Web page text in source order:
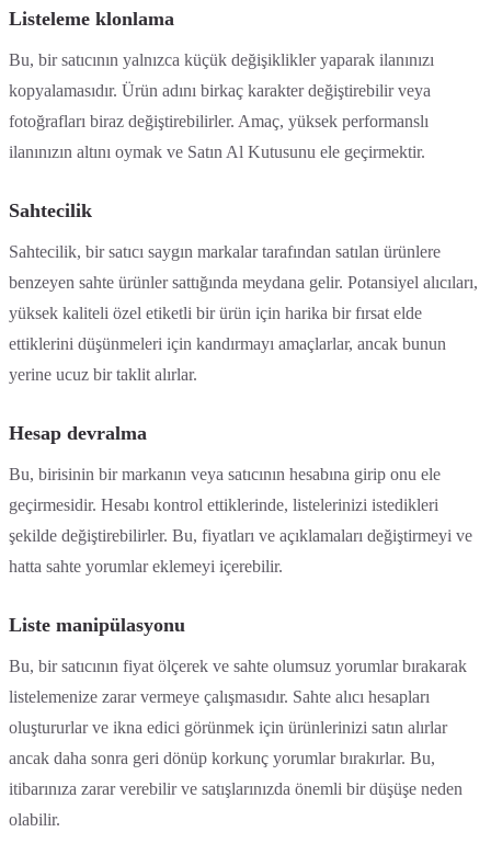
Listeleme klonlama
Bu, bir satıcının yalnızca küçük değişiklikler yaparak ilanınızı
kopyalamasıdır. Ürün adını birkaç karakter değiştirebilir veya
fotoğrafları biraz değiştirebilirler. Amaç, yüksek performanslı
ilanınızın altını oymak ve Satın Al Kutusunu ele geçirmektir.
Sahtecilik
Sahtecilik, bir satıcı saygın markalar tarafından satılan ürünlere
benzeyen sahte ürünler sattığında meydana gelir. Potansiyel alıcıları,
yüksek kaliteli özel etiketli bir ürün için harika bir fırsat elde
ettiklerini düşünmeleri için kandırmayı amaçlarlar, ancak bunun
yerine ucuz bir taklit alırlar.
Hesap devralma
Bu, birisinin bir markanın veya satıcının hesabına girip onu ele
geçirmesidir. Hesabı kontrol ettiklerinde, listelerinizi istedikleri
şekilde değiştirebilirler. Bu, fiyatları ve açıklamaları değiştirmeyi ve
hatta sahte yorumlar eklemeyi içerebilir.
Liste manipülasyonu
Bu, bir satıcının fiyat ölçerek ve sahte olumsuz yorumlar bırakarak
listelemenize zarar vermeye çalışmasıdır. Sahte alıcı hesapları
oluştururlar ve ikna edici görünmek için ürünlerinizi satın alırlar
ancak daha sonra geri dönüp korkunç yorumlar bırakırlar. Bu,
itibarınıza zarar verebilir ve satışlarınızda önemli bir düşüşe neden
olabilir.